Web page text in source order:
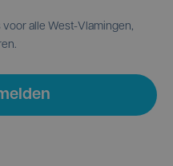
alle West-Vlamingen,